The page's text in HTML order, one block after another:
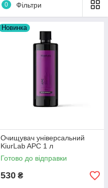
0 Фільтри
Новинка
Очищувач універсальний
KiurLab APC 1 л
Готово до відправки
530 ₴